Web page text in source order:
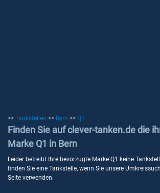
>> Tankstellen >> Bern >> Q1
Finden Sie auf clever-tanken.de die
Marke Q1 in Bern
Leider betreibt Ihre bevorzugte Marke Q1 keine
finden Sie eine Tankstelle, wenn Sie unsere
Seite verwenden.